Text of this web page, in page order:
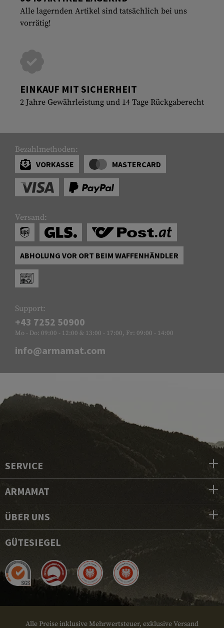
Alle lagernden Artikel sind tatsächlich bei uns
vorrätig!
EINKAUF MIT SICHERHEIT
2 Jahre Gewährleistung und 14 Tage Rückgaberecht
Bezahlmethoden:
VORKASSE
MASTERCARD
Versand:
ABHOLUNG VOR ORT BEIM WAFFENHÄNDLER
Support:
+43 7252 50900
Mo - Do: 09:00 - 12:00 & 13:00 - 17:00, Fr: 09:00 - 14:00
info@armamat.com
SERVICE
ARMAMAT
ÜBER UNS
GÜTESIEGEL
Alle Preise inklusive Mehrwertsteuer, exklusive Versand